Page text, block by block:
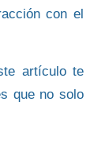
con el
artículo te
que no solo